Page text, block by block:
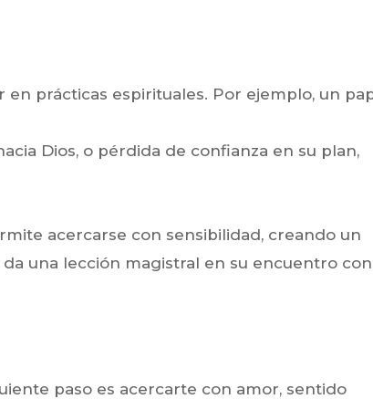
en prácticas espirituales. Por ejemplo, un
Dios, o pérdida de confianza en su plan,
acercarse con sensibilidad, creando un
una lección magistral en su encuentro
paso es acercarte con amor, sentido